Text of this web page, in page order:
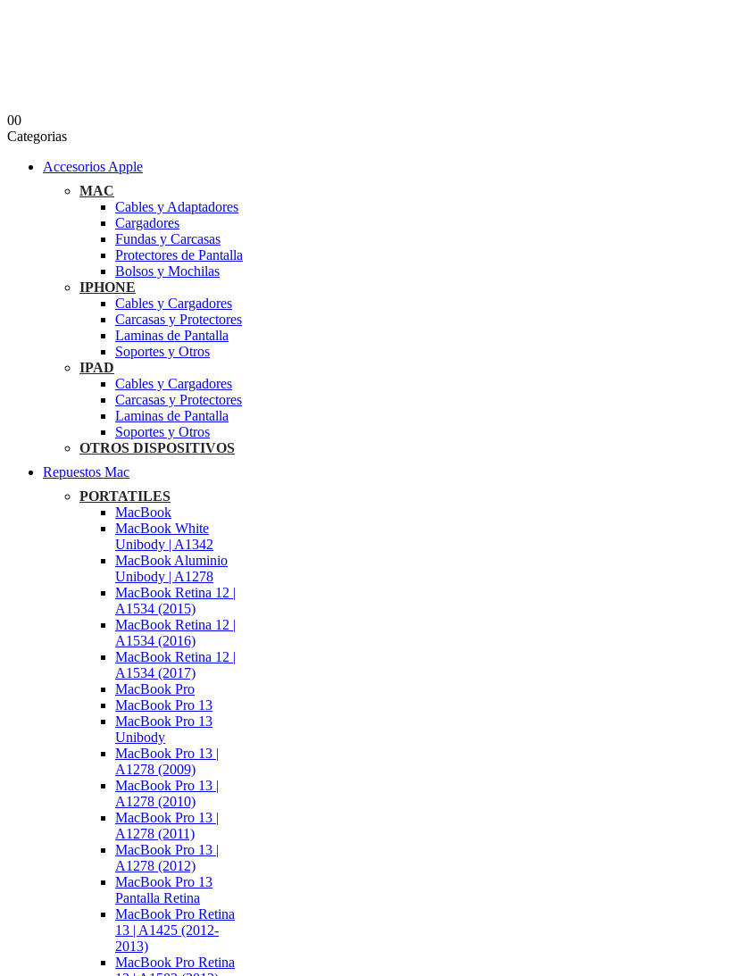
00
Categorias
Accesorios Apple
MAC
Cables y Adaptadores
Cargadores
Fundas y Carcasas
Protectores de Pantalla
Bolsos y Mochilas
IPHONE
Cables y Cargadores
Carcasas y Protectores
Laminas de Pantalla
Soportes y Otros
IPAD
Cables y Cargadores
Carcasas y Protectores
Laminas de Pantalla
Soportes y Otros
OTROS DISPOSITIVOS
Repuestos Mac
PORTATILES
MacBook
MacBook White
Unibody | A1342
MacBook Aluminio
Unibody | A1278
MacBook Retina 12 |
A1534 (2015)
MacBook Retina 12 |
A1534 (2016)
MacBook Retina 12 |
A1534 (2017)
MacBook Pro
MacBook Pro 13
MacBook Pro 13
Unibody
MacBook Pro 13 |
A1278 (2009)
MacBook Pro 13 |
A1278 (2010)
MacBook Pro 13 |
A1278 (2011)
MacBook Pro 13 |
A1278 (2012)
MacBook Pro 13
Pantalla Retina
MacBook Pro Retina
13 | A1425 (2012-
2013)
MacBook Pro Retina